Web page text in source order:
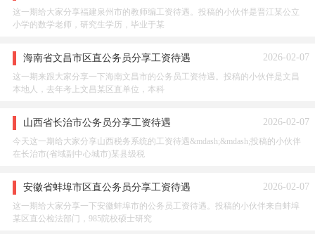
这一期给大家分享福建泉州市的教师编工资待遇。投稿的小伙伴是晋江某公立
小学的数学老师，研究生学历，毕业于某
海南省文昌市区直公务员分享工资待遇 2026-02-07
这一期来跟大家分享一下海南文昌市的公务员工资待遇。投稿的小伙伴是文昌
本地人，去年考上文昌某区直单位，本科
山西省长治市公务员分享工资待遇 2026-02-07
今天这一期给大家分享山西税务系统的工资待遇&mdash;&mdash;投稿的小伙伴
在长治市(省域副中心城市)某县级税
安徽省蚌埠市区直公务员分享工资待遇 2026-02-07
这一期给大家分享一下安徽蚌埠市的公务员工资待遇。投稿的小伙伴来自蚌埠
某区直公检法部门，985院校硕士研究